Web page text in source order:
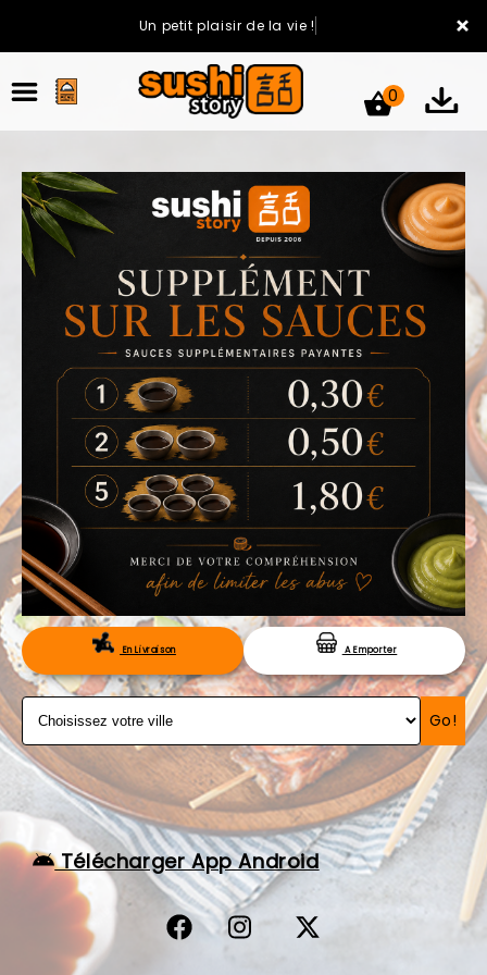
×
Un petit plaisir de la vie !
ACCUEIL
LA CARTE
VOTRE COMPTE
NOTRE RESTAURANT
VOS AVIS
MENTIONS LÉGALES
C.G.V
RÉSERVATION
0
En Livraison A Emporter
Go!
Télécharger App Android